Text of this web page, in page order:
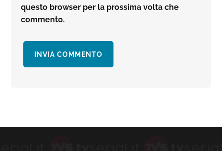
questo browser per la prossima volta che
commento.